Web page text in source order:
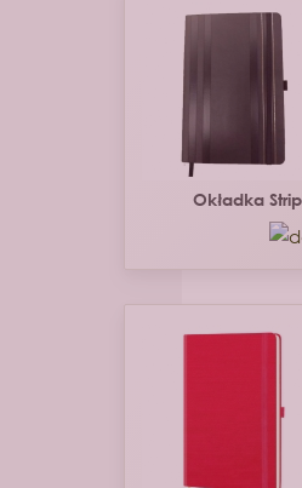
Okładka